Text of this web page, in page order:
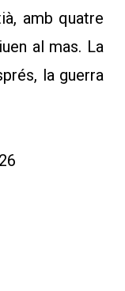
amb quatre
al mas. La
la guerra